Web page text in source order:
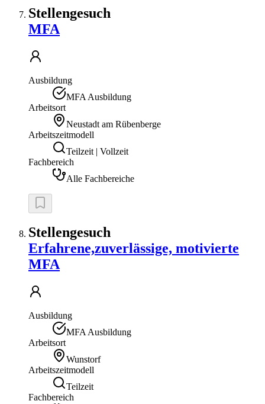
Stellengesuch
MFA
Ausbildung
MFA Ausbildung
Arbeitsort
Neustadt am Rübenberge
Arbeitszeitmodell
Teilzeit | Vollzeit
Fachbereich
Alle Fachbereiche
Stellengesuch
Erfahrene,zuverlässige, motivierte
MFA
Ausbildung
MFA Ausbildung
Arbeitsort
Wunstorf
Arbeitszeitmodell
Teilzeit
Fachbereich